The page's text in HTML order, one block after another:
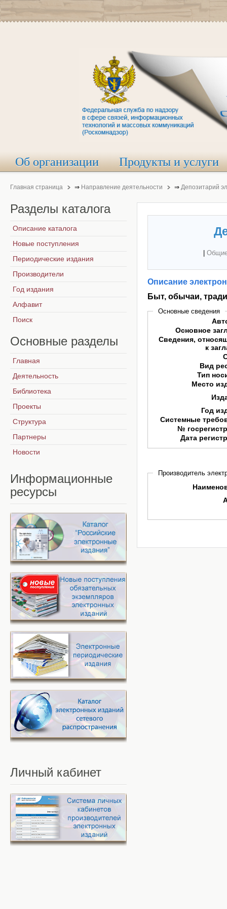
Об организации Продукты и услуги
Главная страница ⇒ Направление деятельности ⇒ Депозитарий
Описание
Быт, обычаи,
Основные сведения
Основное
Сведения,
к
Вид
Тип
Место
Год
Системные
№
Дата
Производитель
Разделы каталога
Описание каталога
Новые поступления
Периодические издания
Производители
Год издания
Алфавит
Поиск
Основные разделы
Главная
Деятельность
Библиотека
Проекты
Структура
Партнеры
Новости
Информационные
ресурсы
Личный кабинет